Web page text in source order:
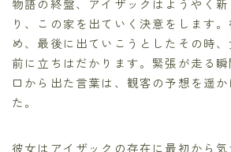
り、この家を出ていく決意をします
め、最後に出ていこうとしたその時
前に立ちはだかります。緊張が走る
口から出た言葉は、観客の予想を遥
た。
彼女はアイザックの存在に最初から